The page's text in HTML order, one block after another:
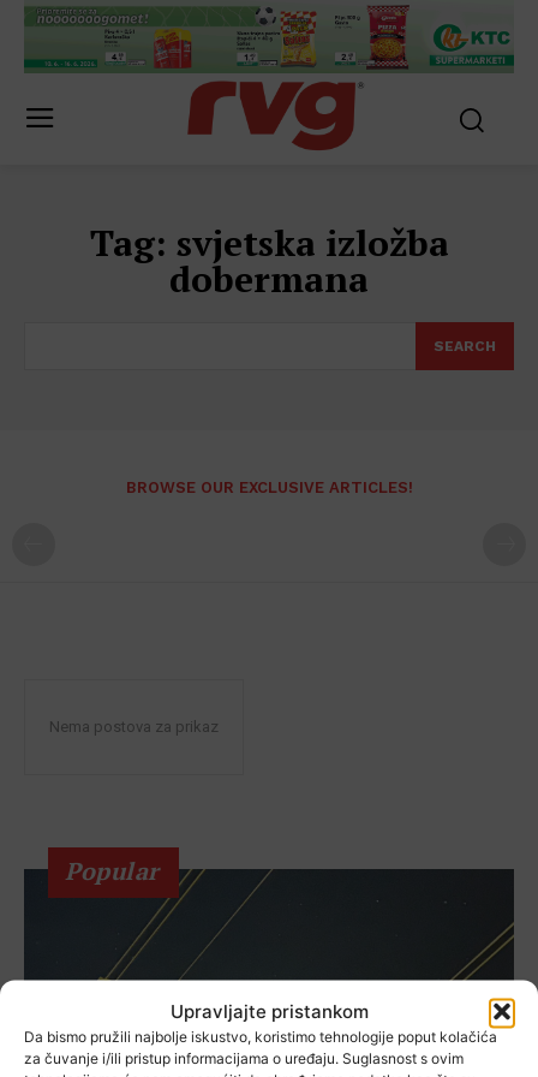
Upravljajte pristankom
Da bismo pružili najbolje iskustvo, koristimo tehnologije poput kolačića
za čuvanje i/ili pristup informacijama o uređaju. Suglasnost s ovim
Tag: svjetska izložba
dobermana
SEARCH
BROWSE OUR EXCLUSIVE ARTICLES!
Nema postova za prikaz
Popular